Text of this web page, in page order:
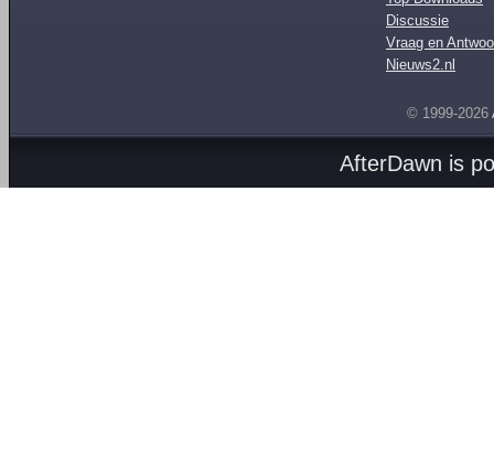
Discussie
Vraag en
Nieuws2.nl
© 1999-2026
AfterDawn is